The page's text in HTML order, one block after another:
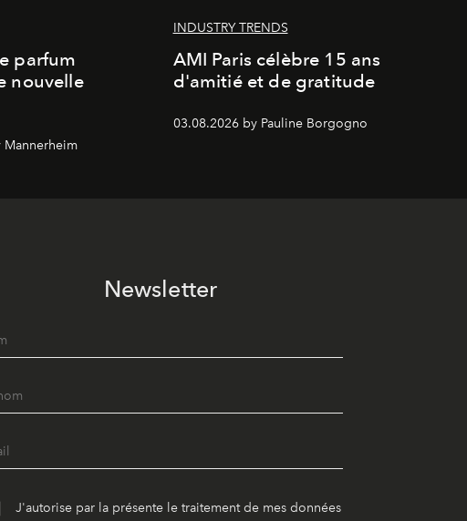
parfum
nouvelle
Mannerheim
INDUSTRY TRENDS
AMI Paris célèbre 15 ans
d'amitié et de gratitude
03.08.2026 by Pauline Borgogno
Newsletter
J'autorise par la présente le traitement de mes données